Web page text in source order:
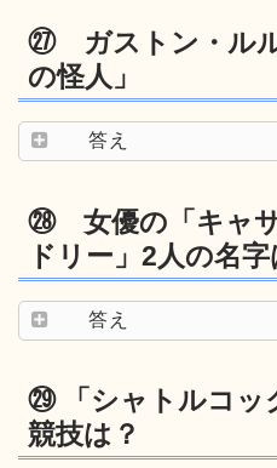
㉗ ガストン・ル
の怪人」
答え
㉘ 女優の「キャ
ドリー」2人の名字
答え
㉙ 「シャトルコッ
競技は？